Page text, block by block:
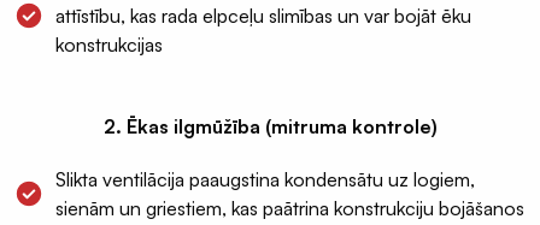
attīstību, kas rada elpceļu slimības un var bojāt ēku
konstrukcijas
2. Ēkas ilgmūžība (mitruma kontrole)
Slikta ventilācija paaugstina kondensātu uz logiem,
sienām un griestiem, kas paātrina konstrukciju bojāšanos
Palīgmateriāli
Montāžu
virsmu
stiprināšanai